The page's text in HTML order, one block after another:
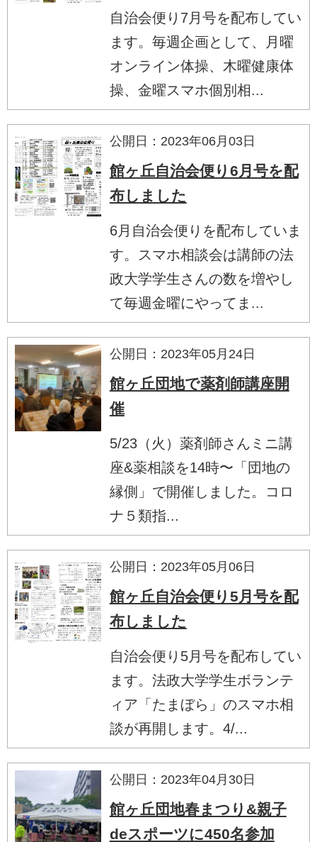
自治会便り7月号を配布してい
ます。毎週企画として、月曜
オンライン体操、木曜健康体
操、金曜スマホ個別相...
公開日：2023年06月03日
館ヶ丘自治会便り6月号を配
布しました
6月自治会便りを配布していま
す。スマホ相談会は講師の法
政大学学生さんの数を増やし
て毎週金曜にやってま...
公開日：2023年05月24日
館ヶ丘団地で薬剤師講座開
催
5/23（火）薬剤師さんミニ講
座&薬相談を14時〜「団地の
縁側」で開催しました。コロ
ナ５類指...
公開日：2023年05月06日
館ヶ丘自治会便り5月号を配
布しました
自治会便り5月号を配布してい
ます。法政大学学生ボランテ
ィア「たまぼら」のスマホ相
談が再開します。4/...
公開日：2023年04月30日
館ヶ丘団地春まつり&親子
deスポーツに450名参加